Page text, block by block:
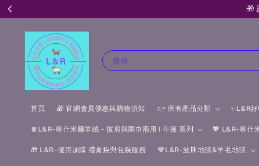
🎁
搜尋
首頁 🎁 官網會員優惠與購物須知 👉 所有產品分類 ✨L&R
🧣L&R-喀什米爾羊絨 - 披肩與圍巾兩用 I 斗篷 系列 💖 L&R-喀什
🎁 L&R-優惠加購 禮盒袋與包裝服務 🤎L&R-波斯地毯&羊毛地毯